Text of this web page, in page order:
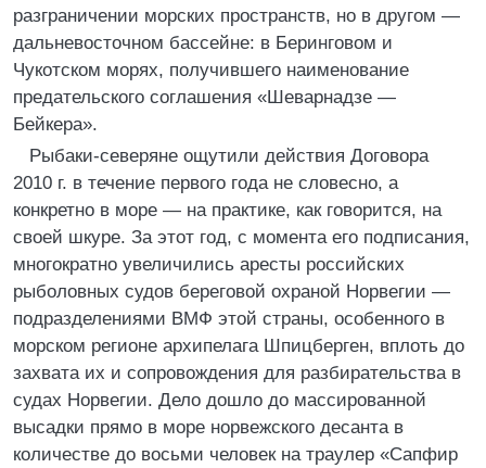
разграничении морских пространств, но в другом —
дальневосточном бассейне: в Беринговом и
Чукотском морях, получившего наименование
предательского соглашения «Шеварнадзе —
Бейкера».
Рыбаки-северяне ощутили действия Договора
2010 г. в течение первого года не словесно, а
конкретно в море — на практике, как говорится, на
своей шкуре. За этот год, с момента его подписания,
многократно увеличились аресты российских
рыболовных судов береговой охраной Норвегии —
подразделениями ВМФ этой страны, особенного в
морском регионе архипелага Шпицберген, вплоть до
захвата их и сопровождения для разбирательства в
судах Норвегии. Дело дошло до массированной
высадки прямо в море норвежского десанта в
количестве до восьми человек на траулер «Сапфир